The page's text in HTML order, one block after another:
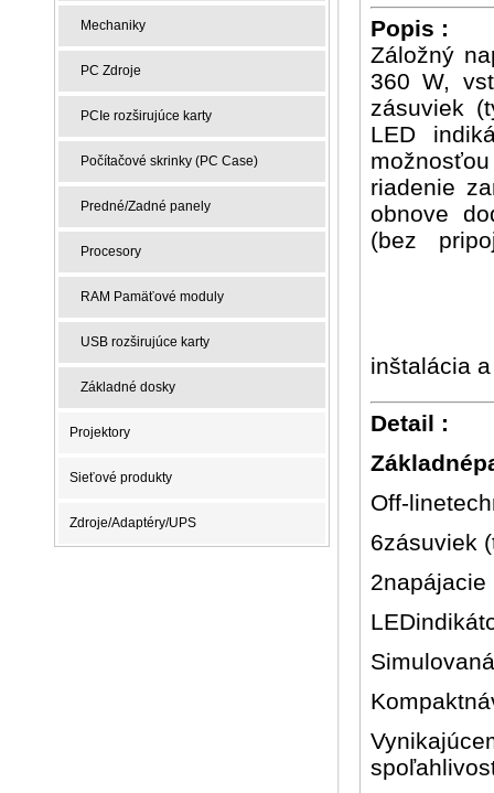
Mechaniky
PC Zdroje
PCIe rozširujúce karty
Počítačové skrinky (PC Case)
Predné/Zadné panely
Procesory
RAM Pamäťové moduly
USB rozširujúce karty
Základné dosky
Projektory
Sieťové produkty
Zdroje/Adaptéry/UPS
Popis :
Záložný
360 W,
zásuviek
LED
riadenie
obnove
(bez
inštalácia
Detail :
Off-
6zásuviek
2napájacie